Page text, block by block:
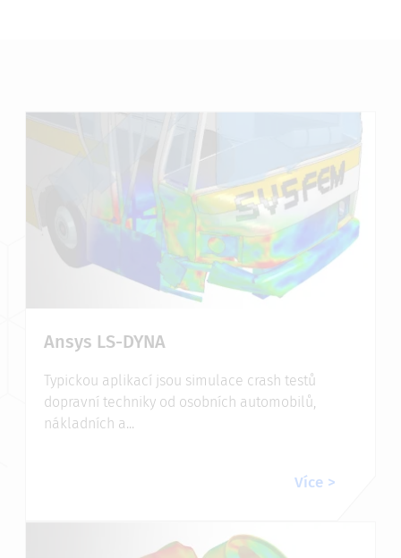
Ansys LS-DYNA
Typickou aplikací jsou simulace crash testů
dopravní techniky od osobních automobilů,
nákladních a...
Více